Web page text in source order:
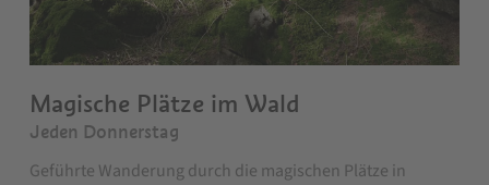
Magische Plätze im Wald
Jeden Donnerstag
Geführte Wanderung durch die magischen Plätze in